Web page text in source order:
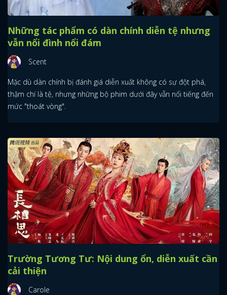
Những tác phẩm có dàn chính diễn tệ nhưng
vẫn nổi đình nổi đám
Scent
Mặc dù dàn chính bị đánh giá diễn xuất không có sự đột phá,
thậm chí là tệ, nhưng những bộ phim dưới đây vẫn nổi tiếng đến
mức "thoát vòng".
Trường Tương Tư: Nội dung ổn, diễn xuất cần
cải thiện
Carole